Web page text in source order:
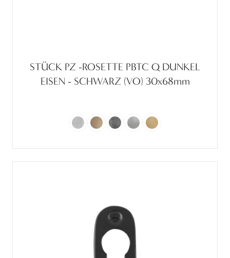
STÜCK PZ -ROSETTE PBTC Q DUNKEL
EISEN - SCHWARZ (VO) 30x68mm